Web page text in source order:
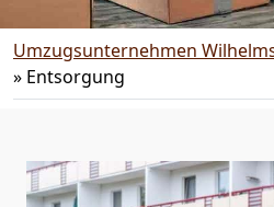
Umzugsunternehmen
» Entsorgung